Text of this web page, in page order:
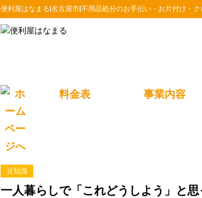
便利屋はなまる|名古屋市|不用品処分のお手伝い・お片付け・
料金表 事業内容
トップ
ブログ
一人暮らしで「これどうしよう」と思ったら便利屋へ
豆知識
一人暮らしで「これどうしよう」と